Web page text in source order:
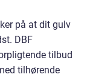
på at dit gulv
DBF
tilbud
tilhørende